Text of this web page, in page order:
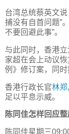
台湾总统蔡英文说
捕没有自首问题”
不要回避此事”。
与此同时，香港
家超在会上动议
例》修订案，同时
香港行政长官林郑
足以平息示威。
陈同佳怎样回应整
陈同佳星期三